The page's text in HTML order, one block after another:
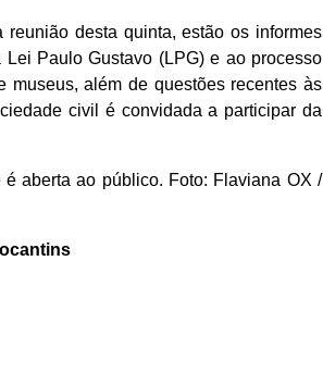
desta quinta, estão os informes
Paulo Gustavo (LPG) e ao processo
museus, além de questões recentes às
civil é convidada a participar da
aberta ao público. Foto: Flaviana OX /